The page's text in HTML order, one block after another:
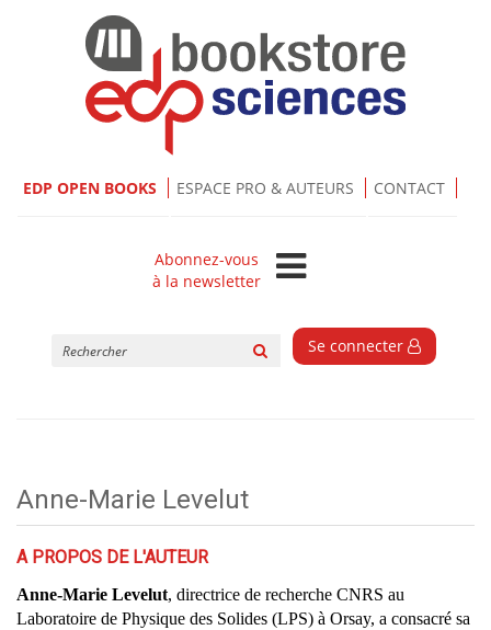
EDP OPEN BOOKS ESPACE PRO & AUTEURS CONTACT
Abonnez-vous
à la newsletter
Se connecter
Anne-Marie Levelut
A PROPOS DE L'AUTEUR
Anne-Marie Levelut, directrice de recherche CNRS au
Laboratoire de Physique des Solides (LPS) à Orsay, a consacré sa